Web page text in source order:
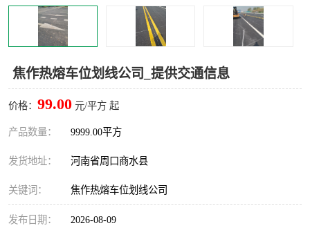
焦作热熔车位划线公司_提供交通信息
价格： 99.00 元/平方 起
产品数量： 9999.00平方
发货地址： 河南省周口商水县
关键词： 焦作热熔车位划线公司
发布日期： 2026-08-09